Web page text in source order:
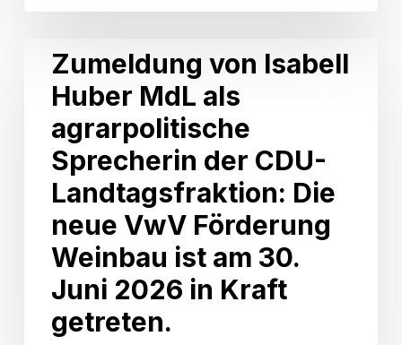
Wahlkreis
Neckarsulm
Isabell
Huber
agrarpolitische
Sprecherin
CDU-
Landtagsfraktion:
neue
Förderung
Zumeldung von Isabell
Huber MdL als
agrarpolitische
Sprecherin der CDU-
Landtagsfraktion: Die
neue VwV Förderung
Weinbau ist am 30.
Juni 2026 in Kraft
getreten.